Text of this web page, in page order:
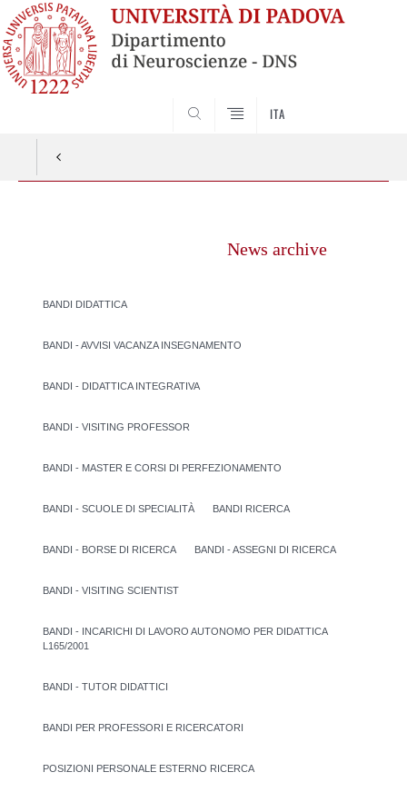
ITA
News archive
BANDI DIDATTICA
BANDI - AVVISI VACANZA INSEGNAMENTO
BANDI - DIDATTICA INTEGRATIVA
BANDI - VISITING PROFESSOR
BANDI - MASTER E CORSI DI PERFEZIONAMENTO
BANDI - SCUOLE DI SPECIALITÀ BANDI RICERCA
BANDI - BORSE DI RICERCA BANDI - ASSEGNI DI RICERCA
BANDI - VISITING SCIENTIST
BANDI - INCARICHI DI LAVORO AUTONOMO PER DIDATTICA
L165/2001
BANDI - TUTOR DIDATTICI
BANDI PER PROFESSORI E RICERCATORI
POSIZIONI PERSONALE ESTERNO RICERCA